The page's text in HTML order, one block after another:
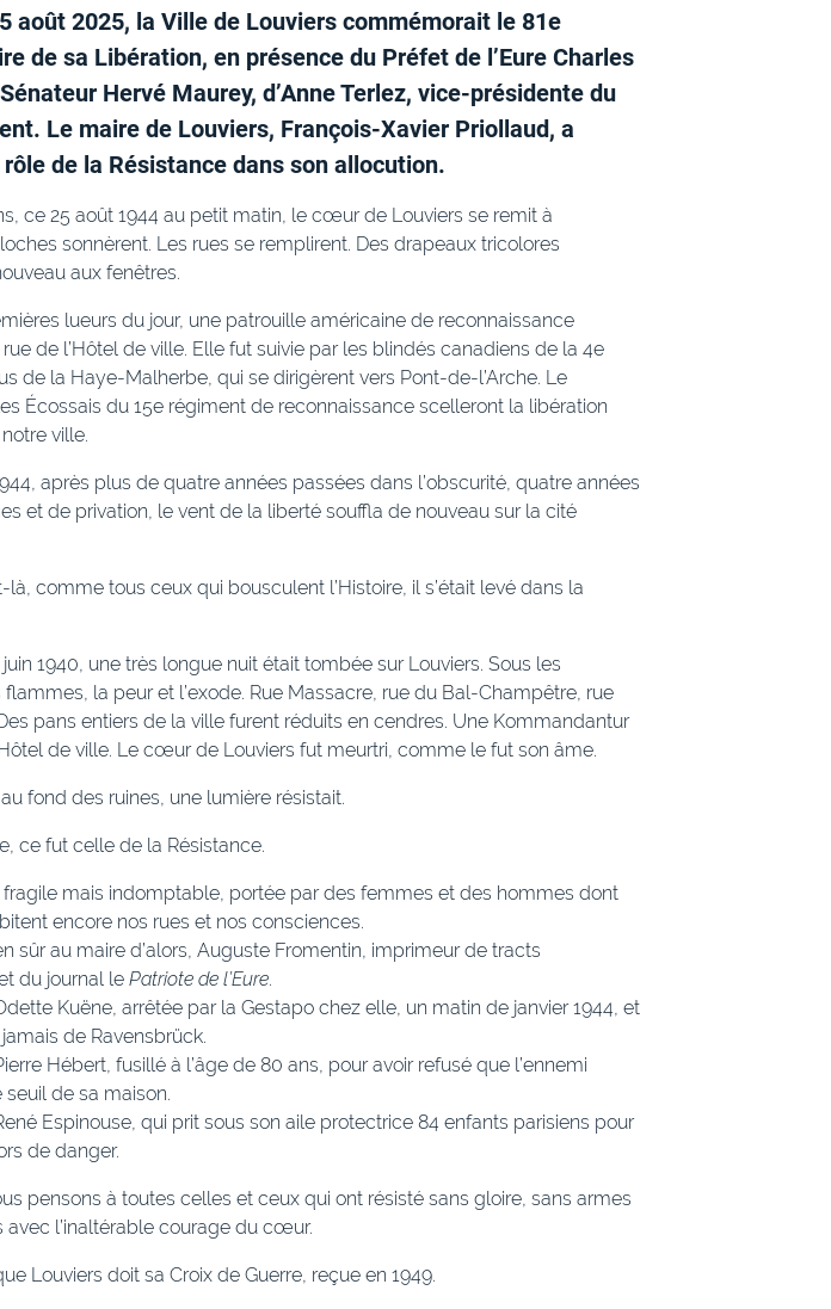
août 2025, la Ville de Louviers commémorait le 81e
de sa Libération, en présence du Préfet de l’Eure Charles
Hervé Maurey, d’Anne Terlez, vice-présidente du
Le maire de Louviers, François-Xavier Priollaud, a
de la Résistance dans son allocution.
ce 25 août 1944 au petit matin, le cœur de Louviers se remit à
sonnèrent. Les rues se remplirent. Des drapeaux tricolores
aux fenêtres.
lueurs du jour, une patrouille américaine de reconnaissance
de l’Hôtel de ville. Elle fut suivie par les blindés canadiens de la 4e
de la Haye-Malherbe, qui se dirigèrent vers Pont-de-l’Arche. Le
Écossais du 15e régiment de reconnaissance scelleront la libération
ville.
après plus de quatre années passées dans l’obscurité, quatre années
et de privation, le vent de la liberté souffla de nouveau sur la cité
là, comme tous ceux qui bousculent l’Histoire, il s’était levé dans la
1940, une très longue nuit était tombée sur Louviers. Sous les
la peur et l’exode. Rue Massacre, rue du Bal-Champêtre, rue
pans entiers de la ville furent réduits en cendres. Une Kommandantur
de ville. Le cœur de Louviers fut meurtri, comme le fut son âme.
fond des ruines, une lumière résistait.
ce fut celle de la Résistance.
fragile mais indomptable, portée par des femmes et des hommes dont
encore nos rues et nos consciences.
sûr au maire d’alors, Auguste Fromentin, imprimeur de tracts
du journal le Patriote de l’Eure.
Kuëne, arrêtée par la Gestapo chez elle, un matin de janvier 1944, et
de Ravensbrück.
Hébert, fusillé à l’âge de 80 ans, pour avoir refusé que l’ennemi
seuil de sa maison.
Espinouse, qui prit sous son aile protectrice 84 enfants parisiens pour
de danger.
pensons à toutes celles et ceux qui ont résisté sans gloire, sans armes
avec l’inaltérable courage du cœur.
Louviers doit sa Croix de Guerre, reçue en 1949.